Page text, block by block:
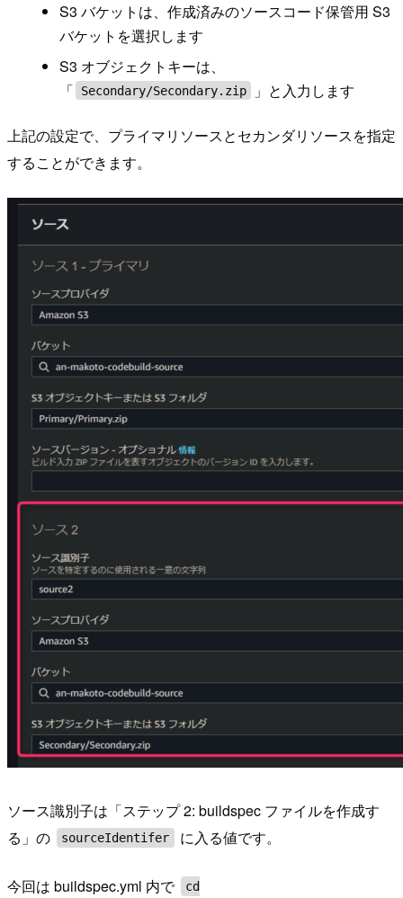
S3 バケットは、作成済みのソースコード保管用 S3
バケットを選択します
S3 オブジェクトキーは、
「
Secondary/Secondary.zip 」と入力します
上記の設定で、プライマリソースとセカンダリソースを指定
することができます。
ソース識別子は「ステップ 2: buildspec ファイルを作成す
る」の
sourceIdentifer に入る値です。
今回は buildspec.yml 内で
cd